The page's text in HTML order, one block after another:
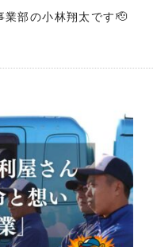
業部の小林翔太です🫡